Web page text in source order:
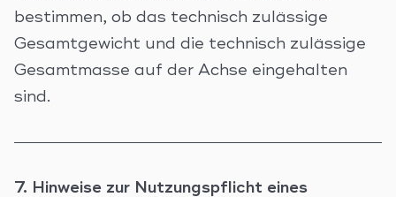
bestimmen, ob das technisch zulässige
Gesamtgewicht und die technisch zulässige
Gesamtmasse auf der Achse eingehalten
sind.
7. Hinweise zur Nutzungspflicht eines